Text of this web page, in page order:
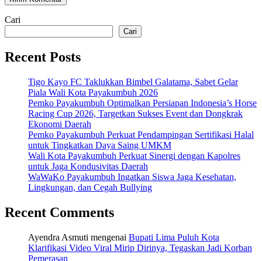
Cari
Cari
Recent Posts
Tigo Kayo FC Taklukkan Bimbel Galatama, Sabet Gelar
Piala Wali Kota Payakumbuh 2026
Pemko Payakumbuh Optimalkan Persiapan Indonesia’s Horse
Racing Cup 2026, Targetkan Sukses Event dan Dongkrak
Ekonomi Daerah
Pemko Payakumbuh Perkuat Pendampingan Sertifikasi Halal
untuk Tingkatkan Daya Saing UMKM
Wali Kota Payakumbuh Perkuat Sinergi dengan Kapolres
untuk Jaga Kondusivitas Daerah
WaWaKo Payakumbuh Ingatkan Siswa Jaga Kesehatan,
Lingkungan, dan Cegah Bullying
Recent Comments
Ayendra Asmuti mengenai Bupati Lima Puluh Kota
Klarifikasi Video Viral Mirip Dirinya, Tegaskan Jadi Korban
Pemerasan